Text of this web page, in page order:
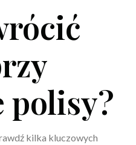
polisy?
kilka kluczowych